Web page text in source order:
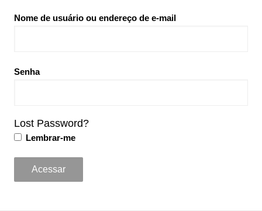
Nome de usuário ou endereço de e-mail
Senha
Lost Password?
Lembrar-me